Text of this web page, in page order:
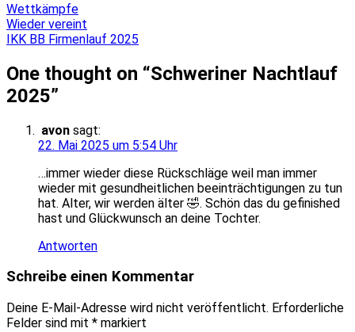
Wettkämpfe
Beitragsnavigation
Wieder vereint
IKK BB Firmenlauf 2025
One thought on “Schweriner Nachtlauf
2025”
avon sagt:
22. Mai 2025 um 5:54 Uhr
…immer wieder diese Rückschläge weil man immer
wieder mit gesundheitlichen beeinträchtigungen zu tun
hat. Alter, wir werden älter 🤣. Schön das du gefinished
hast und Glückwunsch an deine Tochter.
Antworten
Schreibe einen Kommentar
Deine E-Mail-Adresse wird nicht veröffentlicht. Erforderliche
Felder sind mit * markiert